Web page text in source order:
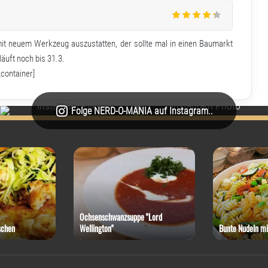
neuem Werkzeug auszustatten, der sollte mal in einen Baumarkt
noch bis 31.3.
Folge NERD-O-MANIA auf Instagram..
Ochsenschwanzsuppe "Lord
Wellington"
Bunte Nudeln mit